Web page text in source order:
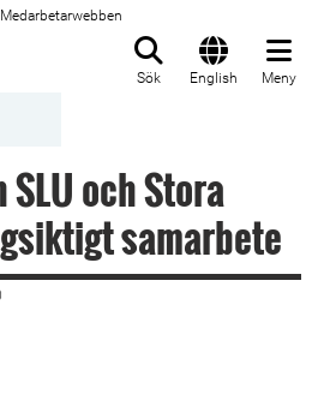
Medarbetarwebben
Sök English Meny
och Stora
samarbete